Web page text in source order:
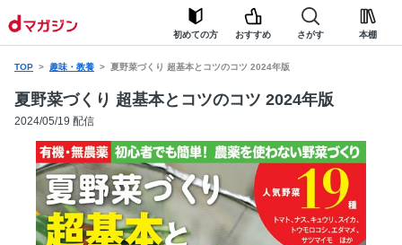
初めての方 おすすめ さがす 本棚
TOP 趣味・教養 夏野菜づくり 超基本とコツのコツ 2024年版
夏野菜づくり 超基本とコツのコツ 2024年版
2024/05/19 配信